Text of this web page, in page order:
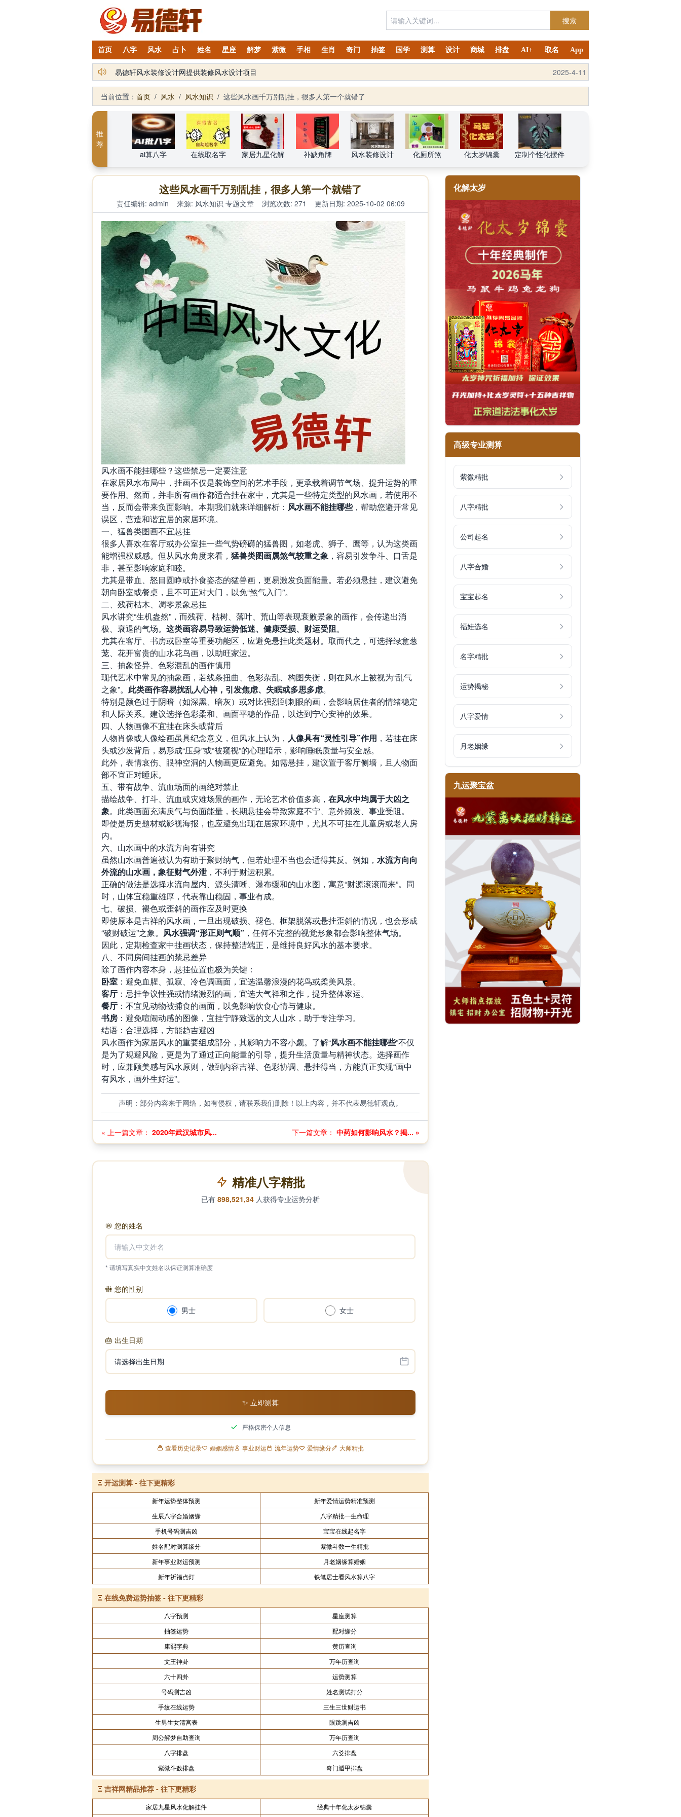
搜索
首页 八字 风水 占卜 姓名 星座 解梦 紫微 手相 生肖 奇门 抽签 国学 测算 设计 商城 排盘 AI+ 取名 App
易德轩风水装修设计网提供装修风水设计项目
2025-4-11
易德轩通告：本网站易德轩商标及LOGO注册声明
2025-7-6
当前位置： 首页 / 风水 / 风水知识 / 这些风水画千万别乱挂，很多人第一个就错了
推
荐
ai算八字
在线取名字 家居九星化解 补缺角牌 风水装修设计 化厕所煞 化太岁锦囊 定制个性化摆件
这些风水画千万别乱挂，很多人第一个就错了
责任编辑: admin 来源: 风水知识 专题文章 浏览次数: 271 更新日期: 2025-10-02 06:09
风水画不能挂哪些？这些禁忌一定要注意
在家居风水布局中，挂画不仅是装饰空间的艺术手段，更承载着调节气场、提升运势的重
要作用。然而，并非所有画作都适合挂在家中，尤其是一些特定类型的风水画，若使用不
当，反而会带来负面影响。本期我们就来详细解析： 风水画不能挂哪些，帮助您避开常见
误区，营造和谐宜居的家居环境。
一、猛兽类图画不宜悬挂
很多人喜欢在客厅或办公室挂一些气势磅礴的猛兽图，如老虎、狮子、鹰等，认为这类画
能增强权威感。但从风水角度来看， 猛兽类图画属煞气较重之象 ，容易引发争斗、口舌是
非，甚至影响家庭和睦。
尤其是带血、怒目圆睁或扑食姿态的猛兽画，更易激发负面能量。若必须悬挂，建议避免
朝向卧室或餐桌，且不可正对大门，以免“煞气入门”。
二、残荷枯木、凋零景象忌挂
风水讲究“生机盎然”，而残荷、枯树、落叶、荒山等表现衰败景象的画作，会传递出消
极、衰退的气场。 这类画容易导致运势低迷、健康受损、财运受阻。
尤其在客厅、书房或卧室等重要功能区，应避免悬挂此类题材。取而代之，可选择绿意葱
茏、花开富贵的山水花鸟画，以助旺家运。
三、抽象怪异、色彩混乱的画作慎用
现代艺术中常见的抽象画，若线条扭曲、色彩杂乱、构图失衡，则在风水上被视为“乱气
之象”。 此类画作容易扰乱人心神，引发焦虑、失眠或多思多虑。
特别是颜色过于阴暗（如深黑、暗灰）或对比强烈到刺眼的画，会影响居住者的情绪稳定
和人际关系。建议选择色彩柔和、画面平稳的作品，以达到宁心安神的效果。
四、人物画像不宜挂在床头或背后
人物肖像或人像绘画虽具纪念意义，但风水上认为， 人像具有“灵性引导”作用 ，若挂在床
头或沙发背后，易形成“压身”或“被窥视”的心理暗示，影响睡眠质量与安全感。
此外，表情哀伤、眼神空洞的人物画更应避免。如需悬挂，建议置于客厅侧墙，且人物面
部不宜正对睡床。
五、带有战争、流血场面的画绝对禁止
描绘战争、打斗、流血或灾难场景的画作，无论艺术价值多高， 在风水中均属于大凶之
象。此类画面充满戾气与负面能量，长期悬挂会导致家庭不宁、意外频发、事业受阻。
即使是历史题材或影视海报，也应避免出现在居家环境中，尤其不可挂在儿童房或老人房
内。
六、山水画中的水流方向有讲究
虽然山水画普遍被认为有助于聚财纳气，但若处理不当也会适得其反。例如， 水流方向向
外流的山水画，象征财气外泄，不利于财运积累。
正确的做法是选择水流向屋内、源头清晰、瀑布缓和的山水图，寓意“财源滚滚而来”。同
时，山体宜稳重雄厚，代表靠山稳固，事业有成。
七、破损、褪色或歪斜的画作应及时更换
即使原本是吉祥的风水画，一旦出现破损、褪色、框架脱落或悬挂歪斜的情况，也会形成
“破财破运”之象。 风水强调“形正则气顺” ，任何不完整的视觉形象都会影响整体气场。
因此，定期检查家中挂画状态，保持整洁端正，是维持良好风水的基本要求。
八、不同房间挂画的禁忌差异
除了画作内容本身，悬挂位置也极为关键：
卧室 ：避免血腥、孤寂、冷色调画面，宜选温馨浪漫的花鸟或柔美风景。
客厅 ：忌挂争议性强或情绪激烈的画，宜选大气祥和之作，提升整体家运。
餐厅 ：不宜见动物被捕食的画面，以免影响饮食心情与健康。
书房 ：避免喧闹动感的图像，宜挂宁静致远的文人山水，助于专注学习。
结语：合理选择，方能趋吉避凶
风水画作为家居风水的重要组成部分，其影响力不容小觑。了解“风水画不能挂哪些”不仅
是为了规避风险，更是为了通过正向能量的引导，提升生活质量与精神状态。选择画作
时，应兼顾美感与风水原则，做到内容吉祥、色彩协调、悬挂得当，方能真正实现“画中
有风水，画外生好运”。
声明：部分内容来于网络，如有侵权，请联系我们删除！以上内容，并不代表易德轩观点。
« 上一篇文章： 2020年武汉城市风... 下一篇文章： 中药如何影响风水？揭... »
精准八字精批
已有 898,521,34 人获得专业运势分析
📛 您的姓名
* 请填写真实中文姓名以保证测算准确度
🚻 您的性别
男士 女士
🎂 出生日期
✨ 立即测算
严格保密个人信息
查看历史记录 婚姻感情 事业财运 流年运势 爱情缘分 大师精批
Ξ 开运测算 - 往下更精彩
新年运势整体预测
新年爱情运势精准预测
生辰八字合婚姻缘
八字精批一生命理
手机号码测吉凶
宝宝在线起名字
姓名配对测算缘分
紫微斗数一生精批
新年事业财运预测
月老姻缘算婚姻
新年祈福点灯
铁笔居士看风水算八字
Ξ 在线免费运势抽签 - 往下更精彩
八字预测
星座测算
抽签运势
配对缘分
康熙字典
黄历查询
文王神卦
万年历查询
六十四卦
运势测算
号码测吉凶
姓名测试打分
手纹在线运势
三生三世财运书
生男生女清宫表
眼跳测吉凶
周公解梦自助查询
万年历查询
八字排盘
六爻排盘
紫微斗数排盘
奇门遁甲排盘
Ξ 吉祥网精品推荐 - 往下更精彩
家居九星风水化解挂件 经典十年化太岁锦囊
化解太岁
高级专业测算
紫微精批
八字精批
公司起名
八字合婚
宝宝起名
福娃选名
名字精批
运势揭秘
八字爱情
月老姻缘
九运聚宝盆